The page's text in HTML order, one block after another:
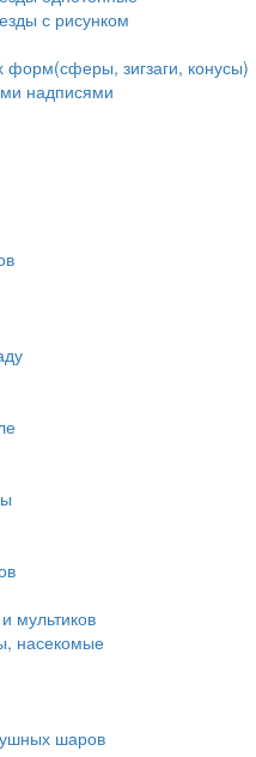
с рисунком
зигзаги, конусы)
надписями
мультиков
насекомые
шаров